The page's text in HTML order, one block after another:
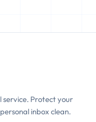
service. Protect your
inbox clean.